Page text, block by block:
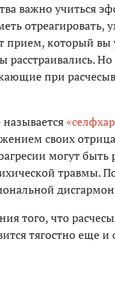
важно учиться
который вы
расстраивались.
при
своих
могут
травмы.
того, что
тягостно еще